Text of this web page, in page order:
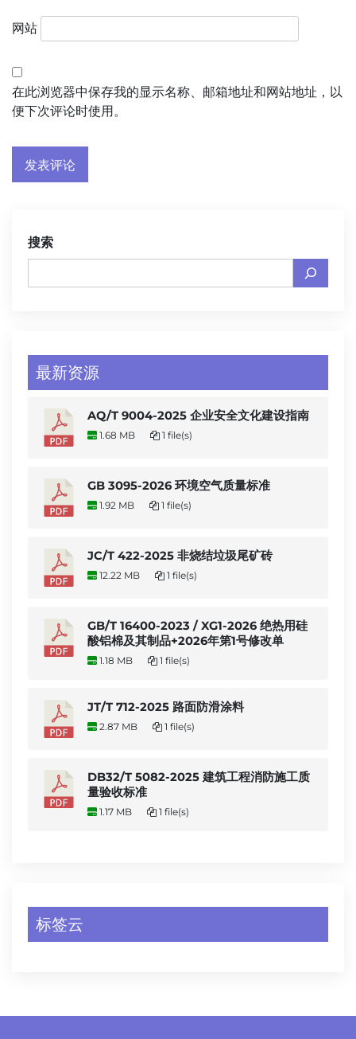
网站
在此浏览器中保存我的显示名称、邮箱地址和网站地址，以
便下次评论时使用。
搜索
最新资源
AQ/T 9004-2025 企业安全文化建设指南
1.68 MB 1 file(s)
GB 3095-2026 环境空气质量标准
1.92 MB 1 file(s)
JC/T 422-2025 非烧结垃圾尾矿砖
12.22 MB 1 file(s)
GB/T 16400-2023 / XG1-2026 绝热用硅
酸铝棉及其制品+2026年第1号修改单
1.18 MB 1 file(s)
JT/T 712-2025 路面防滑涂料
2.87 MB 1 file(s)
DB32/T 5082-2025 建筑工程消防施工质
量验收标准
1.17 MB 1 file(s)
标签云